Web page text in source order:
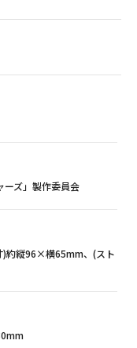
ーズ」製作委員会
)約縦96×横65mm、(スト